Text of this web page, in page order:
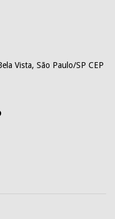
Vista, São Paulo/SP CEP